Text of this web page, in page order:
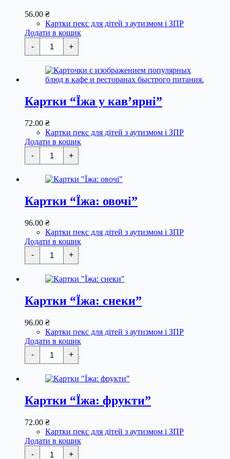
56.00 ₴
Картки пекс для дітей з аутизмом і ЗПР
Додати в кошик
-
Картки
"Іграшки"
кількість
+
Картки “Їжа у кав’ярні”
72.00 ₴
Картки пекс для дітей з аутизмом і ЗПР
Додати в кошик
-
Картки
"Їжа
у
кав'ярні"
кількість
+
Картки “Їжа: овочі”
96.00 ₴
Картки пекс для дітей з аутизмом і ЗПР
Додати в кошик
-
Картки
"Їжа:
овочі"
кількість
+
Картки “Їжа: снеки”
96.00 ₴
Картки пекс для дітей з аутизмом і ЗПР
Додати в кошик
-
Картки
"Їжа:
снеки"
кількість
+
Картки “Їжа: фрукти”
72.00 ₴
Картки пекс для дітей з аутизмом і ЗПР
Додати в кошик
-
Картки
"Їжа:
+